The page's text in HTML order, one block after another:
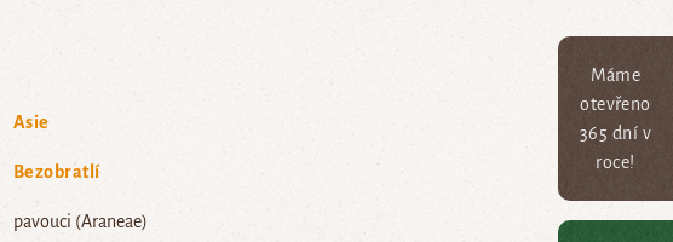
Máme
otevřeno
365 dní v
roce!
Asie
Bezobratlí
pavouci (Araneae)